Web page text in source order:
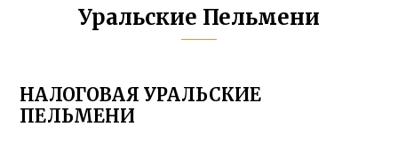
Уральские Пельмени
НАЛОГОВАЯ УРАЛЬСКИЕ
ПЕЛЬМЕНИ